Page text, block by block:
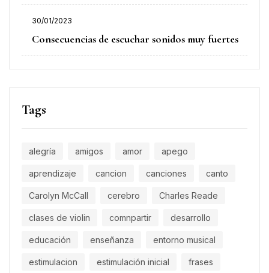
30/01/2023
Consecuencias de escuchar sonidos muy fuertes
Tags
alegría amigos amor apego
aprendizaje cancion canciones canto
Carolyn McCall cerebro Charles Reade
clases de violin comnpartir desarrollo
educación enseñanza entorno musical
estimulacion estimulación inicial frases